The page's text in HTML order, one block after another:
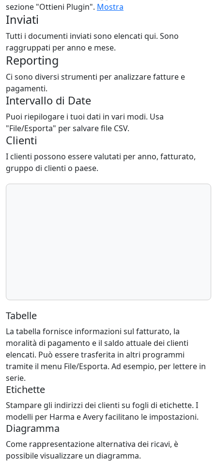
sezione "Ottieni Plugin". Mostra
Inviati
Tutti i documenti inviati sono elencati qui. Sono
raggruppati per anno e mese.
Reporting
Ci sono diversi strumenti per analizzare fatture e
pagamenti.
Intervallo di Date
Puoi riepilogare i tuoi dati in vari modi. Usa
"File/Esporta" per salvare file CSV.
Clienti
I clienti possono essere valutati per anno, fatturato,
gruppo di clienti o paese.
Tabelle
La tabella fornisce informazioni sul fatturato, la
moralità di pagamento e il saldo attuale dei clienti
elencati. Può essere trasferita in altri programmi
tramite il menu File/Esporta. Ad esempio, per lettere in
serie.
Etichette
Stampare gli indirizzi dei clienti su fogli di etichette. I
modelli per Harma e Avery facilitano le impostazioni.
Diagramma
Come rappresentazione alternativa dei ricavi, è
possibile visualizzare un diagramma.